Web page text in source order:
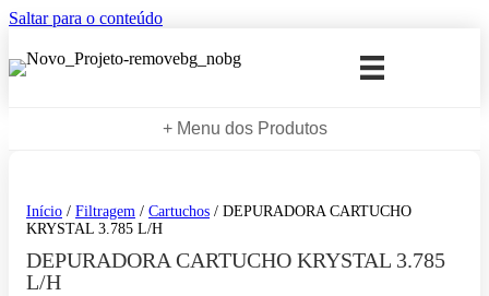
Saltar para o conteúdo
+ Menu dos Produtos
Início / Filtragem / Cartuchos / DEPURADORA CARTUCHO
KRYSTAL 3.785 L/H
DEPURADORA CARTUCHO KRYSTAL 3.785
L/H